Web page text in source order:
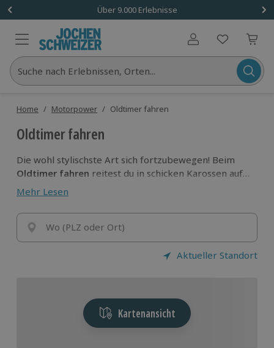
Über 9.000 Erlebnisse
Benutzerkonto
Suche nach Erlebnissen, Orten...
Home / Motorpower / Oldtimer fahren
Oldtimer fahren
Die wohl stylischste Art sich fortzubewegen! Beim
Oldtimer fahren reitest du in schicken Karossen auf
der
Nostalgiewelle
Hollywoodstar.
nimmst, mach einen kurzen Check: Passt dein Outfit
zum Auto?
Mehr Lesen
Wo (PLZ oder Ort)
Aktueller Standort
Kartenansicht